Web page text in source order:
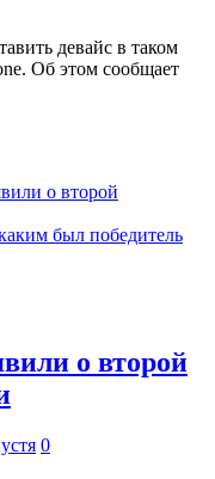
девайс в таком
Об этом сообщает
о второй
был победитель
о второй
0